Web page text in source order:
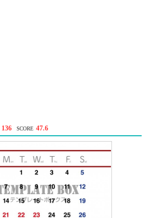
136 SCORE 47.6